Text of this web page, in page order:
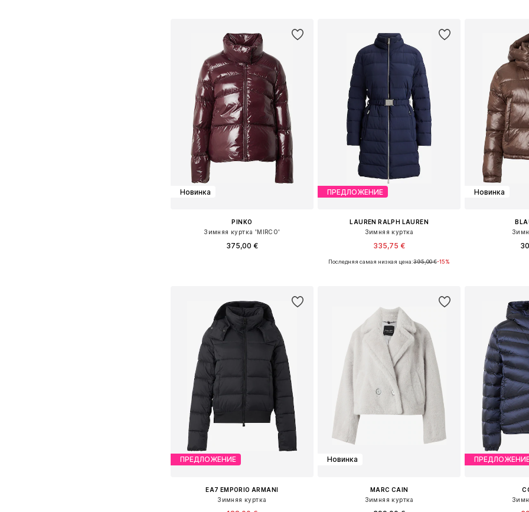
Новинка
PINKO
Зимняя куртка 'MIRCO'
375,00 €
ПРЕДЛОЖЕНИЕ
LAUREN RALPH LAUREN
Зимняя куртка
335,75 €
Доступные размеры: XS, S, M, L, XL
Последняя самая низкая цена:395,00 €-15%
Новинка
ПРЕДЛОЖЕНИЕ
EA7 EMPORIO ARMANI
Зимняя куртка
Новинка
MARC CAIN
Зимняя куртка